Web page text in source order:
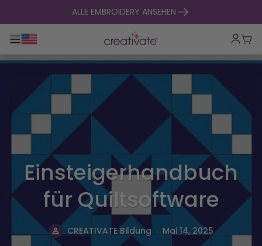
zum Inhalt springenALLE EMBROIDERY ANSEHEN
Hauptnavigation umklappen
Einsteigerhandbuch
für Quiltsoftware
CREATIVATE Bildung . Mai 14, 2025